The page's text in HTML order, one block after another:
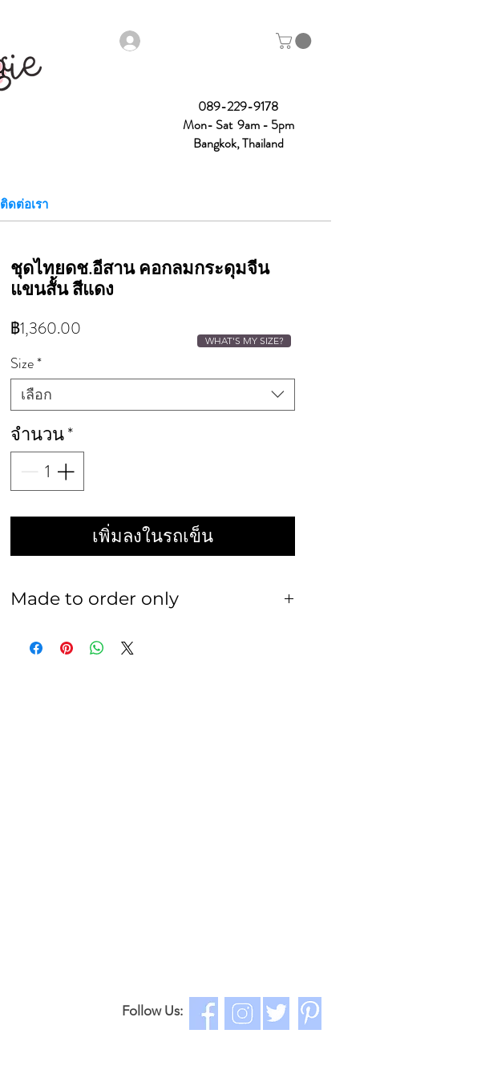
089-229-9178
Mon- Sat 9am - 5pm
Bangkok, Thailand
ติดต่อเรา
ชุดไทยดช.อีสาน คอกลมกระดุมจีน
แขนสั้น สีแดง
฿1,360.00
Size*
เลือก
จำนวน*
เพิ่มลงในรถเข็น
Made to order only
ร้านไม่รับเปลี่ยน หรือ คืน ไม่ว่ากรณีใดๆ ทั้ง
WHAT'S MY SIZE?
Follow Us: